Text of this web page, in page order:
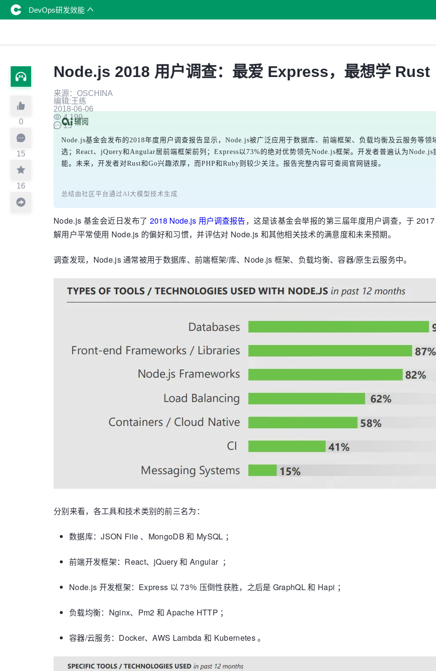
DevOps研发效能
0
15
16
Node.js 2018 用户调查：最爱 Express，最想学 Rust
来源：OSCHINA
编辑:王练
2018-06-06
4,199
15
Node.js基金会发布的2018年度用户调查报告显示，Node.js被广泛应用于数据库、前端框架、负载均衡及云服务等
选；React、jQuery和Angular居前端框架前列；Express以73%的绝对优势领先Node.js框架。开发者普遍认为
能。未来，开发者对Rust和Go兴趣浓厚，而PHP和Ruby则较少关注。报告完整内容可查阅官网链接。
总结由社区平台通过AI大模型技术生成
Node.js 基金会近日发布了2018 Node.js 用户调查报告，这是该基金会举报的第三届年度用户调查，于
解用户平常使用 Node.js 的偏好和习惯，并评估对 Node.js 和其他相关技术的满意度和未来预期。
调查发现，Node.js 通常被用于数据库、前端框架/库、Node.js 框架、负载均衡、容器/原生云服务中。
分别来看，各工具和技术类别的前三名为：
数据库：JSON File 、MongoDB 和 MySQL ；
前端开发框架：React、jQuery 和 Angular ；
Node.js 开发框架：Express 以 73％ 压倒性获胜，之后是 GraphQL 和 Hapi ；
负载均衡：Nginx、Pm2 和 Apache HTTP ；
容器/云服务：Docker、AWS Lambda 和 Kubernetes 。